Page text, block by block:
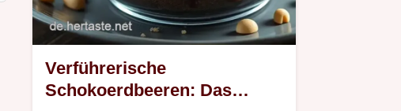
Verführerische
Schokoerdbeeren: Das